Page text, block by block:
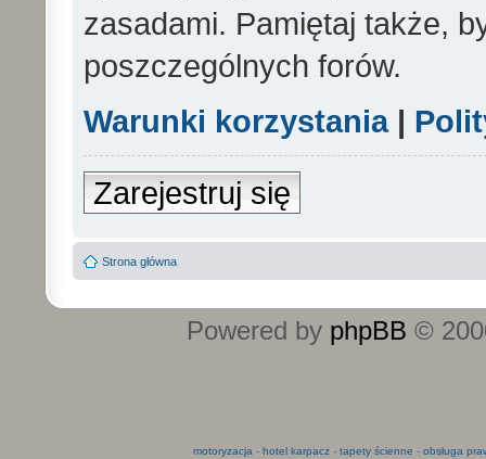
zasadami. Pamiętaj także,
poszczególnych forów.
Warunki korzystania|
Zarejestruj się
Strona główna
Powered by phpBB ©
motoryzacja - hotel karpacz- tapety ścienne - obsługa